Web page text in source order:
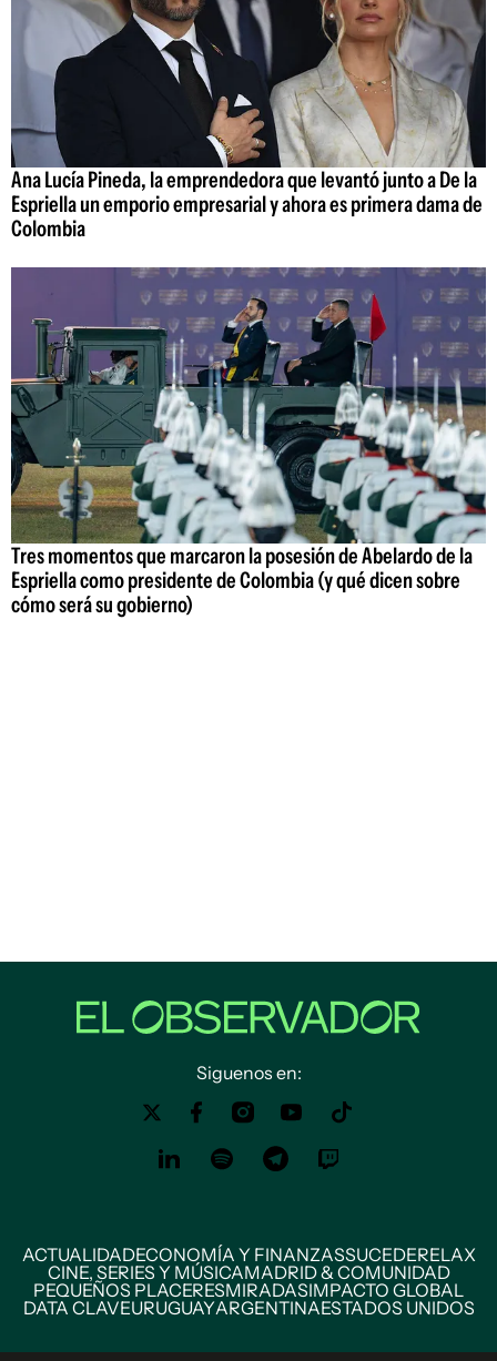
Ana Lucía Pineda, la emprendedora que levantó junto a De la
Espriella un emporio empresarial y ahora es primera dama de
Colombia
Tres momentos que marcaron la posesión de Abelardo de la
Espriella como presidente de Colombia (y qué dicen sobre
cómo será su gobierno)
Siguenos en:
ACTUALIDADECONOMÍA Y FINANZASSUCEDERELAX
CINE, SERIES Y MÚSICAMADRID & COMUNIDAD
PEQUEÑOS PLACERESMIRADASIMPACTO GLOBAL
DATA CLAVEURUGUAYARGENTINAESTADOS UNIDOS